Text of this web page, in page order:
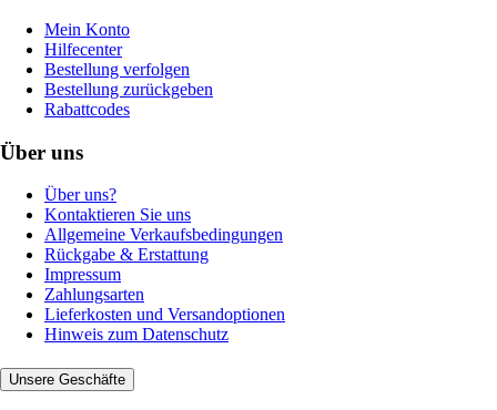
Mein Konto
Hilfecenter
Bestellung verfolgen
Bestellung zurückgeben
Rabattcodes
Über uns
Über uns?
Kontaktieren Sie uns
Allgemeine Verkaufsbedingungen
Rückgabe & Erstattung
Impressum
Zahlungsarten
Lieferkosten und Versandoptionen
Hinweis zum Datenschutz
Unsere Geschäfte